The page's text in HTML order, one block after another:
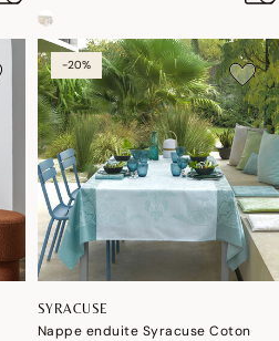
-20%
SYRACUSE
Nappe enduite Syracuse Coton